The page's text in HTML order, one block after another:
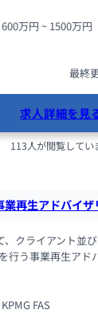
600万円 ~ 1500万円
最終
求人詳細を見
113人が閲覧してい
業再生アドバイザ
、クライアント並
行う事業再生アド
KPMG FAS